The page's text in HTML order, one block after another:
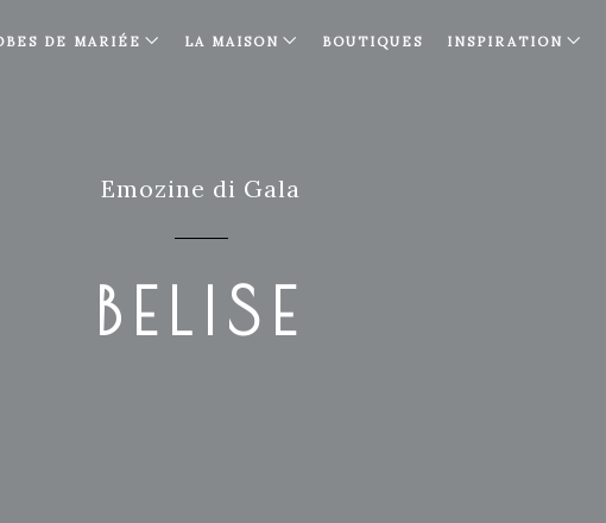
DE MARIÉE LA MAISON BOUTIQUES INSPIRATION
Emozine di Gala
BELISE